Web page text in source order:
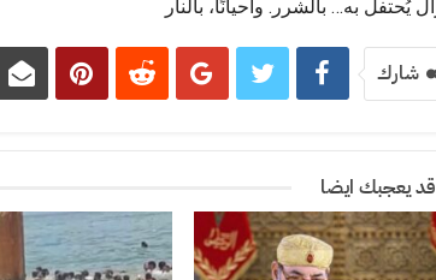
يُحتفل به… بالشرر. وأحيانًا، بالنار
شارك
قد يعجبك ايضا